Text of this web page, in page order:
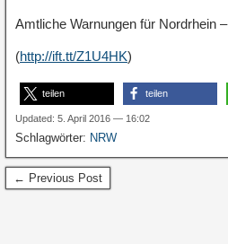
Amtliche Warnungen für Nordrhein
(http://ift.tt/Z1U4HK)
teilen teilen
Updated: 5. April 2016 — 16:02
Schlagwörter: NRW
← Previous Post